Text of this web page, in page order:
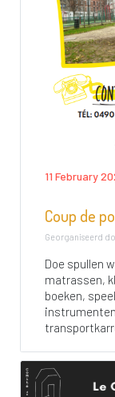
11 February
Coup de
Georganiseerd
Doe spullen
matrassen,
boeken,